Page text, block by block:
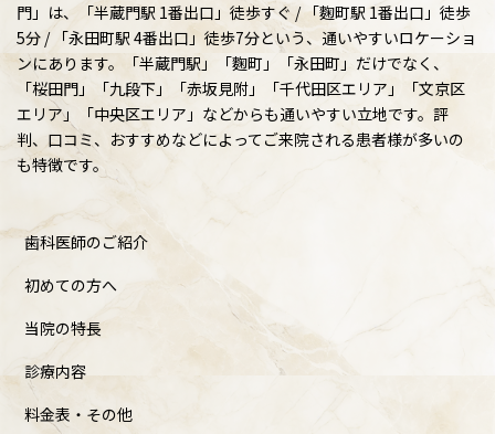
門」は、「半蔵門駅 1番出口」徒歩すぐ / 「麴町駅 1番出口」徒歩
5分 / 「永田町駅 4番出口」徒歩7分という、通いやすいロケーショ
ンにあります。「半蔵門駅」「麴町」「永田町」だけでなく、
「桜田門」「九段下」「赤坂見附」「千代田区エリア」「文京区
エリア」「中央区エリア」などからも通いやすい立地です。評
判、口コミ、おすすめなどによってご来院される患者様が多いの
も特徴です。
歯科医師のご紹介
初めての方へ
当院の特長
診療内容
料金表・その他